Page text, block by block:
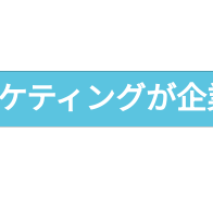
ティングが